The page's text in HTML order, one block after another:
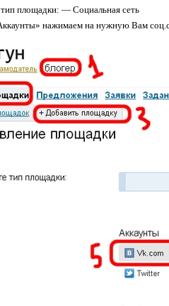
площадки: — Социальная сеть
нажимаем на нужную Вам